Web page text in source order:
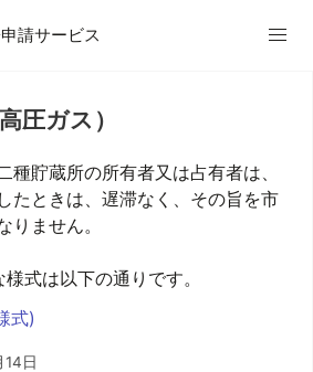
請サービス
圧ガス）
種貯蔵所の所有者又は占有者は、
たときは、遅滞なく、その旨を市
りません。
式は以下の通りです。
式)
日